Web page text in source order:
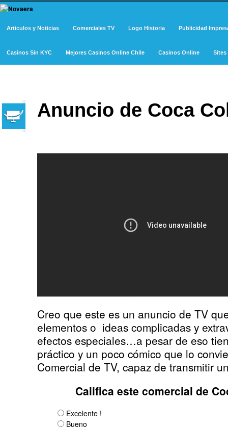
Articulos y Noticias Comerciales TV Logo Historia Publicidad
Casinos Sin KYC Mejores Casinos Online Chile Casinos Online Sites
Anuncio de Coca
Creo que este es un anuncio de TV
elementos o ideas complicadas y
efectos especiales…a pesar de eso
práctico y un poco cómico que lo
Comercial de TV, capaz de transmitir
Califica este comercial de
Excelente !
Bueno